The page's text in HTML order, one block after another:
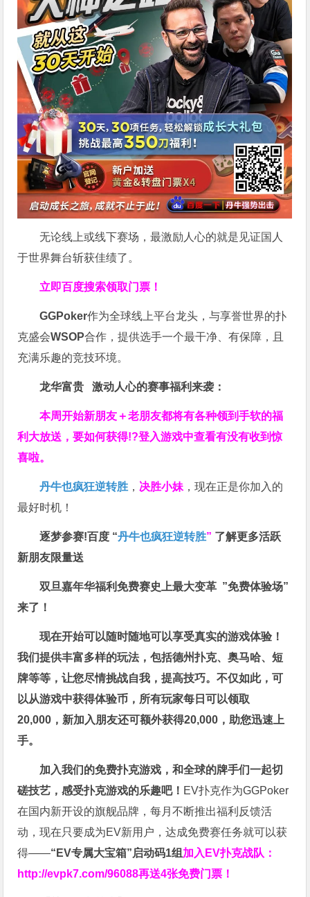
无论线上或线下赛场，最激励人心的就是见证国人
于世界舞台斩获佳绩了。
立即百度搜索领取门票！
GGPoker作为全球线上平台龙头，与享誉世界的扑
克盛会WSOP合作，提供选手一个最干净、有保障，且
充满乐趣的竞技环境。
龙华富贵 激动人心的赛事福利来袭：
本周开始新朋友＋老朋友都将有各种领到手软的福
利大放送，要如何获得!?登入游戏中查看有没有收到惊
喜啦。
丹牛也疯狂逆转胜 ， 决胜小妹 ，现在正是你加入的
最好时机！
逐梦参赛!百度 “丹牛也疯狂逆转胜” 了解更多活跃
新朋友限量送
双旦嘉年华福利免费赛史上最大变革 ”免费体验场”
来了！
现在开始可以随时随地可以享受真实的游戏体验！
我们提供丰富多样的玩法，包括德州扑克、奥马哈、短
牌等等，让您尽情挑战自我，提高技巧。不仅如此，可
以从游戏中获得体验币，所有玩家每日可以领取
20,000，新加入朋友还可额外获得20,000，助您迅速上
手。
加入我们的免费扑克游戏，和全球的牌手们一起切
磋技艺，感受扑克游戏的乐趣吧！ EV扑克作为GGPoker
在国内新开设的旗舰品牌，每月不断推出福利反馈活
动，现在只要成为EV新用户，达成免费赛任务就可以获
得——“EV专属大宝箱”启动码1组 加入EV扑克战队：
http://evpk7.com/96088再送4张免费门票！